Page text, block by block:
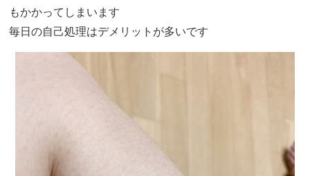
もかかってしまいます
毎日の自己処理はデメリットが多いです